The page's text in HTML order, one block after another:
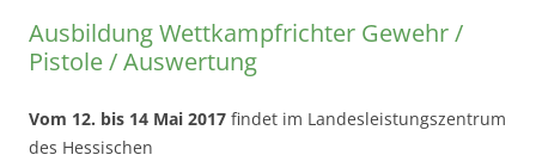
Ausbildung Wettkampfrichter Gewehr /
Pistole / Auswertung
Vom 12. bis 14 Mai 2017 findet im Landesleistungszentrum
des Hessischen